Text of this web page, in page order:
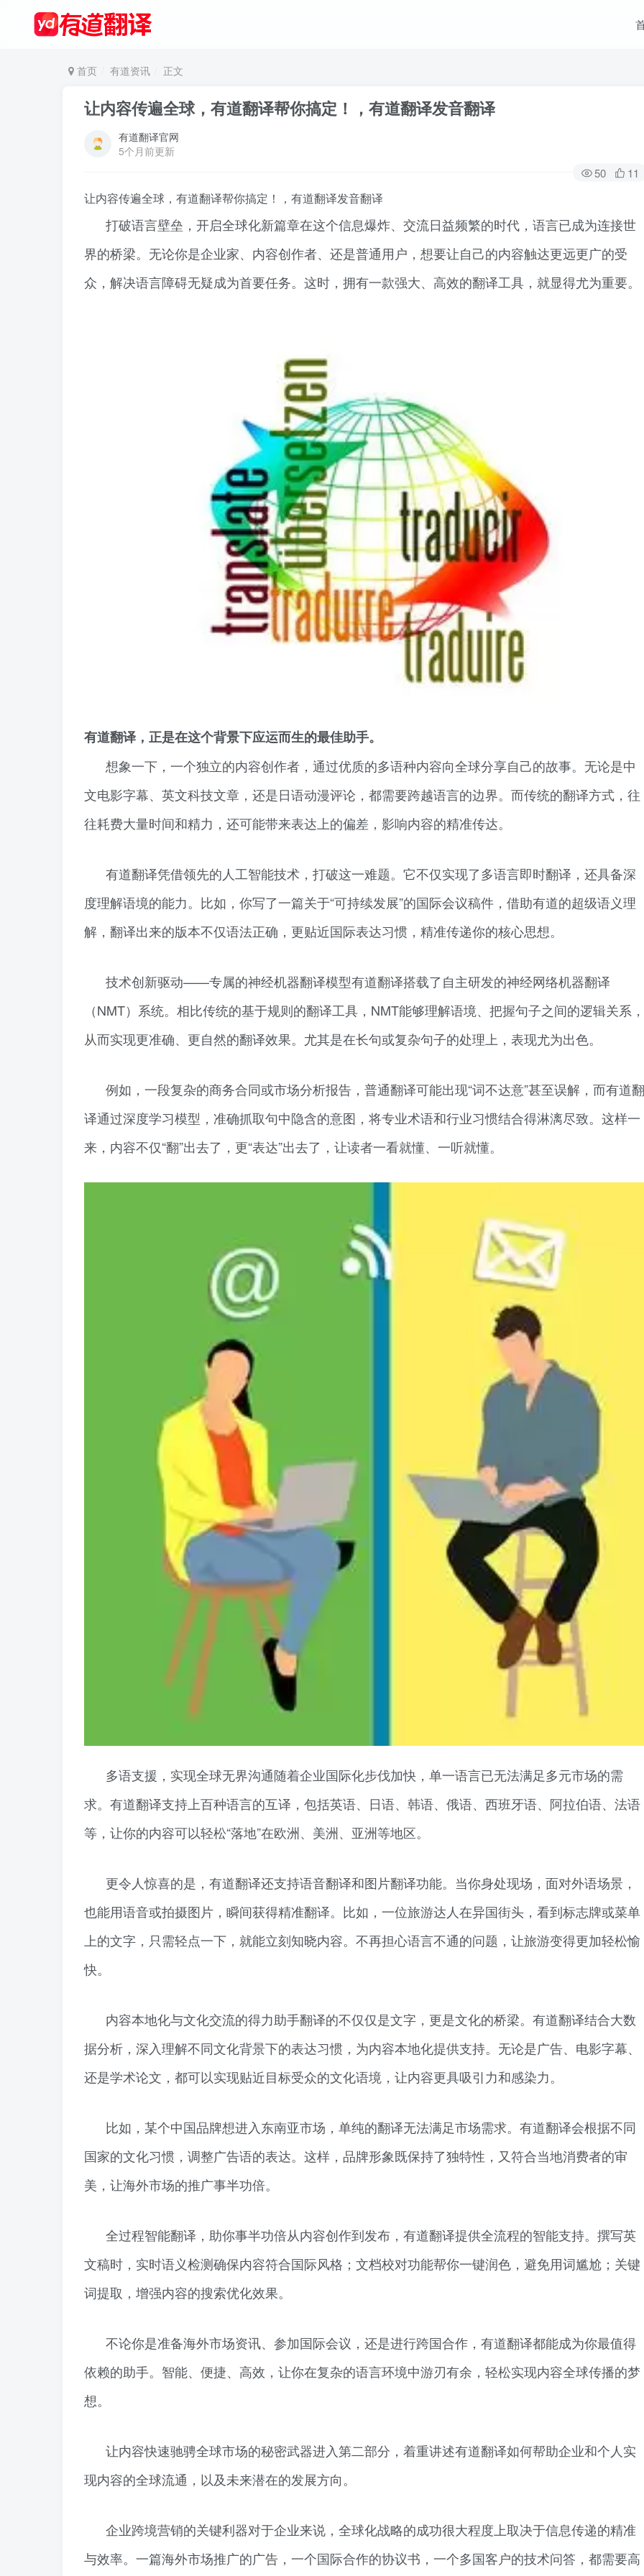
首页 有道资讯 正文
让内容传遍全球，有道翻译帮你搞定！，有道翻译发音翻译
有道翻译官网
5个月前更新
50 11
让内容传遍全球，有道翻译帮你搞定！，有道翻译发音翻译
打破语言壁垒，开启全球化新篇章在这个信息爆炸、交流日益频繁的时代，语言已成为连接世
界的桥梁。无论你是企业家、内容创作者、还是普通用户，想要让自己的内容触达更远更广的受
众，解决语言障碍无疑成为首要任务。这时，拥有一款强大、高效的翻译工具，就显得尤为重要。
有道翻译，正是在这个背景下应运而生的最佳助手。
想象一下，一个独立的内容创作者，通过优质的多语种内容向全球分享自己的故事。无论是中
文电影字幕、英文科技文章，还是日语动漫评论，都需要跨越语言的边界。而传统的翻译方式，往
往耗费大量时间和精力，还可能带来表达上的偏差，影响内容的精准传达。
有道翻译凭借领先的人工智能技术，打破这一难题。它不仅实现了多语言即时翻译，还具备深
度理解语境的能力。比如，你写了一篇关于“可持续发展”的国际会议稿件，借助有道的超级语义理
解，翻译出来的版本不仅语法正确，更贴近国际表达习惯，精准传递你的核心思想。
技术创新驱动——专属的神经机器翻译模型有道翻译搭载了自主研发的神经网络机器翻译
（NMT）系统。相比传统的基于规则的翻译工具，NMT能够理解语境、把握句子之间的逻辑关系，
从而实现更准确、更自然的翻译效果。尤其是在长句或复杂句子的处理上，表现尤为出色。
例如，一段复杂的商务合同或市场分析报告，普通翻译可能出现“词不达意”甚至误解，而有道翻
译通过深度学习模型，准确抓取句中隐含的意图，将专业术语和行业习惯结合得淋漓尽致。这样一
来，内容不仅“翻”出去了，更“表达”出去了，让读者一看就懂、一听就懂。
多语支援，实现全球无界沟通随着企业国际化步伐加快，单一语言已无法满足多元市场的需
求。有道翻译支持上百种语言的互译，包括英语、日语、韩语、俄语、西班牙语、阿拉伯语、法语
等，让你的内容可以轻松“落地”在欧洲、美洲、亚洲等地区。
更令人惊喜的是，有道翻译还支持语音翻译和图片翻译功能。当你身处现场，面对外语场景，
也能用语音或拍摄图片，瞬间获得精准翻译。比如，一位旅游达人在异国街头，看到标志牌或菜单
上的文字，只需轻点一下，就能立刻知晓内容。不再担心语言不通的问题，让旅游变得更加轻松愉
快。
内容本地化与文化交流的得力助手翻译的不仅仅是文字，更是文化的桥梁。有道翻译结合大数
据分析，深入理解不同文化背景下的表达习惯，为内容本地化提供支持。无论是广告、电影字幕、
还是学术论文，都可以实现贴近目标受众的文化语境，让内容更具吸引力和感染力。
比如，某个中国品牌想进入东南亚市场，单纯的翻译无法满足市场需求。有道翻译会根据不同
国家的文化习惯，调整广告语的表达。这样，品牌形象既保持了独特性，又符合当地消费者的审
美，让海外市场的推广事半功倍。
全过程智能翻译，助你事半功倍从内容创作到发布，有道翻译提供全流程的智能支持。撰写英
文稿时，实时语义检测确保内容符合国际风格；文档校对功能帮你一键润色，避免用词尴尬；关键
词提取，增强内容的搜索优化效果。
不论你是准备海外市场资讯、参加国际会议，还是进行跨国合作，有道翻译都能成为你最值得
依赖的助手。智能、便捷、高效，让你在复杂的语言环境中游刃有余，轻松实现内容全球传播的梦
想。
让内容快速驰骋全球市场的秘密武器进入第二部分，着重讲述有道翻译如何帮助企业和个人实
现内容的全球流通，以及未来潜在的发展方向。
企业跨境营销的关键利器对于企业来说，全球化战略的成功很大程度上取决于信息传递的精准
与效率。一篇海外市场推广的广告，一个国际合作的协议书，一个多国客户的技术问答，都需要高